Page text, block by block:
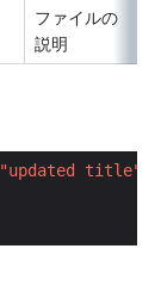
ファイルの
説明
"updated title"